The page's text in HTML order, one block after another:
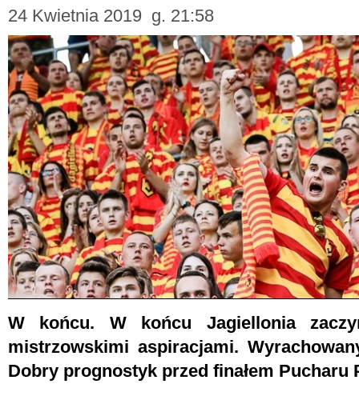
24 Kwietnia 2019 g. 21:58
W końcu. W końcu Jagiellonia
mistrzowskimi aspiracjami.
Dobry prognostyk przed finałem Pucharu